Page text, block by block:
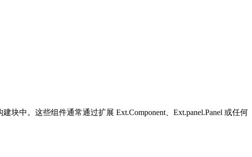
中。这些组件通常通过扩展 Ext.Component、Ext.panel.Panel 或任何